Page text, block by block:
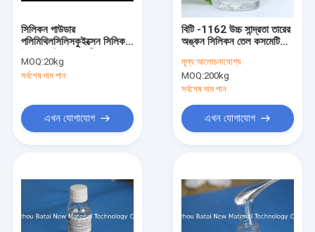
পণ্য
আমাদের সম্পর্কে
সিলিকন পাউডার
পলিমিথিলসিলিসকুইক্সেন সিলিকন
MOQ:20kg
সর্বশেষ দাম পান
এখন যোগাযোগ
বিটি -1162 উচ্চ সান্দ্রতা তারের
অঙ্কন সিলিকন তেল কসমেটিক
মূল্য:আলোচনাযোগ্য
MOQ:200kg
সর্বশেষ দাম পান
এখন যোগাযোগ